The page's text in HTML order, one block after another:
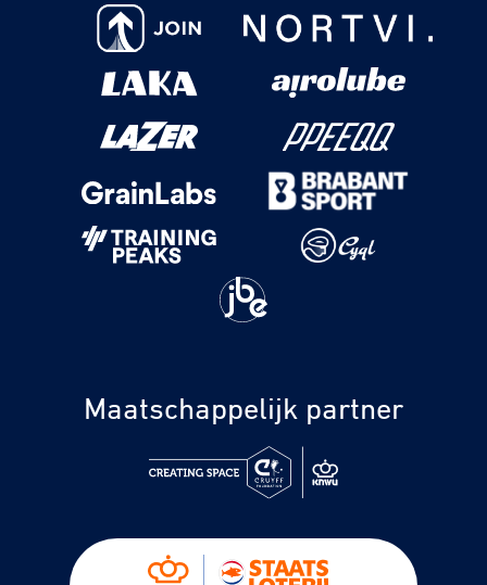
Maatschappelijk partner